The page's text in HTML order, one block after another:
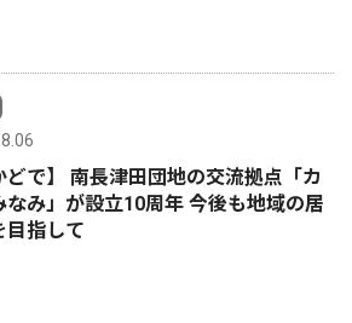
どで】 南長津田団地の交流拠点「カ
なみ」が設立10周年 今後も地域の居
目指して